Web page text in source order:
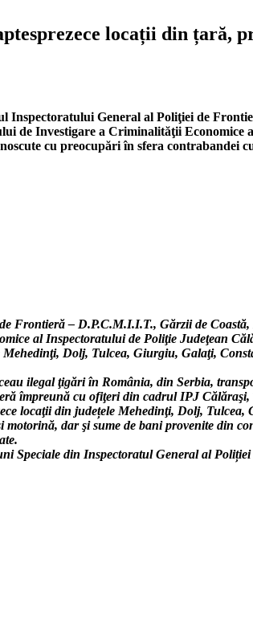
locații din țară,
General al Poliţiei de
de Investigare a Criminalităţii
cu preocupări în sfera contrabandei
Frontieră – D.P.C.M.I.I.T., Gărzii de
al Inspectoratului de Poliţie Judeţean
Dolj, Tulcea, Giurgiu, Galaţi,
ilegal ţigări în România, din Serbia,
împreună cu ofiţeri din cadrul IPJ
locaţii din județele Mehedinţi, Dolj,
dar şi sume de bani provenite din
Speciale din Inspectoratul General al Poliției